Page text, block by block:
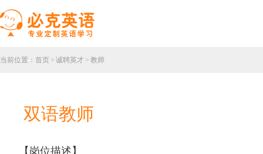
当前位置： 首页 > 诚聘英才 > 教师
双语教师
【岗位描述】